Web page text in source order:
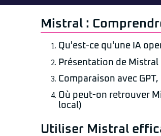
Mistral :
Qu'est-ce qu'une IA
Présentation de Mistral
Comparaison avec
Où peut-on retrouver
local)
Utiliser Mistral